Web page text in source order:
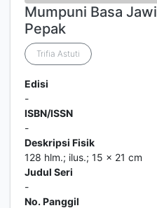
Mumpuni Basa Jawi
Pepak
Trifia Astuti
Edisi
-
ISBN/ISSN
-
Deskripsi Fisik
128 hlm.; ilus.; 15 x 21 cm
Judul Seri
-
No. Panggil